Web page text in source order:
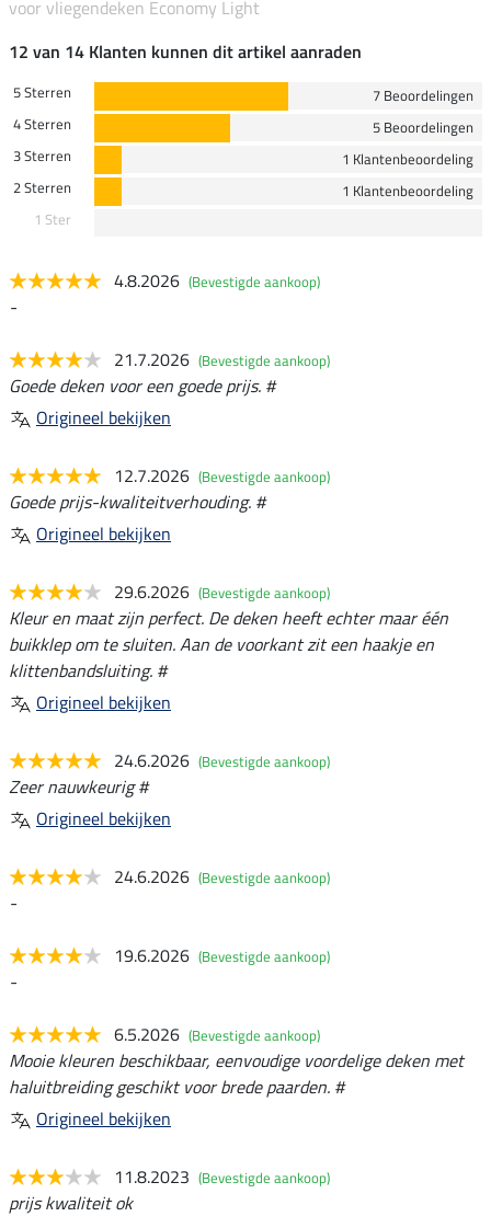
voor vliegendeken Economy Light
12 van 14 Klanten kunnen dit artikel aanraden
5 Sterren
7 Beoordelingen
4 Sterren
5 Beoordelingen
3 Sterren
1 Klantenbeoordeling
2 Sterren
1 Klantenbeoordeling
1 Ster
4.8.2026 (Bevestigde aankoop)
-
21.7.2026 (Bevestigde aankoop)
Goede deken voor een goede prijs. #
Origineel bekijken
12.7.2026 (Bevestigde aankoop)
Goede prijs-kwaliteitverhouding. #
Origineel bekijken
29.6.2026 (Bevestigde aankoop)
Kleur en maat zijn perfect. De deken heeft echter maar één
buikklep om te sluiten. Aan de voorkant zit een haakje en
klittenbandsluiting. #
Origineel bekijken
24.6.2026 (Bevestigde aankoop)
Zeer nauwkeurig #
Origineel bekijken
24.6.2026 (Bevestigde aankoop)
-
19.6.2026 (Bevestigde aankoop)
-
6.5.2026 (Bevestigde aankoop)
Mooie kleuren beschikbaar, eenvoudige voordelige deken met
haluitbreiding geschikt voor brede paarden. #
Origineel bekijken
11.8.2023 (Bevestigde aankoop)
prijs kwaliteit ok